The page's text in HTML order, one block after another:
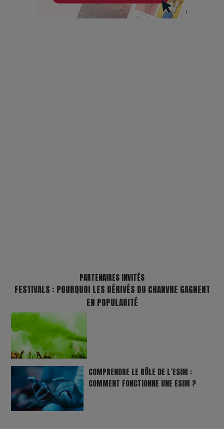
PARTENAIRES INVITÉS
FESTIVALS : POURQUOI LES DÉRIVÉS DU CHANVRE GAGNENT
EN POPULARITÉ
COMPRENDRE LE RÔLE DE L’ESIM :
COMMENT FONCTIONNE UNE ESIM ?